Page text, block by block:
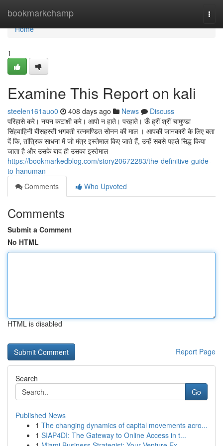
bookmarkchamp
Home
Home
1
Examine This Report on kali
steelen161auo0 408 days ago News
Discuss
परिहासे करे। नयन कटाक्षी करे। आपो न हाते। परहाते। ऊँ ह्रीं श्रीं चामुण्डा
सिंहवाहिनी बीसहस्ती भगवती रत्नमण्डित सोनन की माल । आपकी जानकारी के लिए बता
दें कि, तांत्रिक साधना में जो मंत्र इस्तेमाल किए जाते हैं, उन्हें सबसे पहले सिद्ध किया
जाता है और उसके बाद ही उसका इस्तेमाल
https://bookmarkedblog.com/story20672283/the-definitive-guide-
to-hanuman
Comments
Who Upvoted
Comments
Submit a Comment
No HTML
HTML is disabled
Report Page
Search
Go
Published News
1 The changing dynamics of capital movements acro...
1 SIAP4DI: The Gateway to Online Access in t...